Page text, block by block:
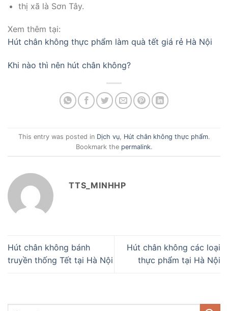
thị xã là Sơn Tây.
Xem thêm tại:
Hút chân không thực phẩm làm quà tết giá rẻ Hà Nội
Khi nào thì nên hút chân không?
This entry was posted in Dịch vụ, Hút chân không thực phẩm.
Bookmark the permalink.
TTS_MINHHP
Hút chân không bánh
truyền thống Tết tại Hà Nội
Hút chân không các loại
thực phẩm tại Hà Nội